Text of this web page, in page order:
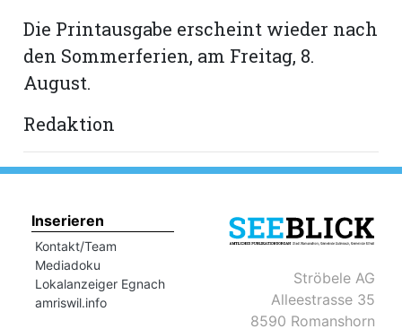
Die Printausgabe erscheint wieder nach
den Sommerferien, am Freitag, 8.
August.
Redaktion
Inserieren
Kontakt/Team
Mediadoku
Lokalanzeiger Egnach
amriswil.info
Ströbele AG
Alleestrasse 35
8590 Romanshorn